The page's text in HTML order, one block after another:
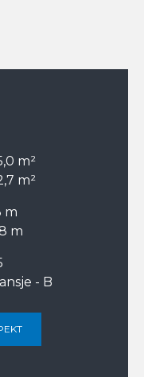
m²
m²
m
m
- B